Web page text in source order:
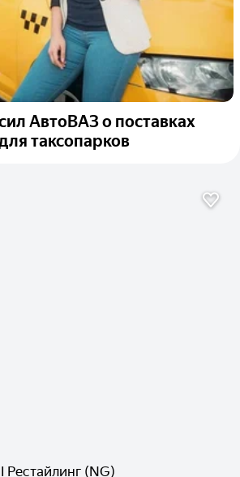
АвтоВАЗ о поставках
таксопарков
Рестайлинг (NG)